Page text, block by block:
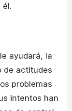
él.
ayudará, la
de actitudes
problemas
intentos han